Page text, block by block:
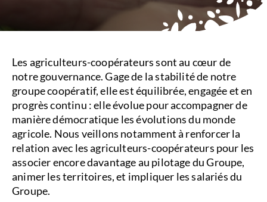
Les agriculteurs-coopérateurs sont au cœur de
notre gouvernance. Gage de la stabilité de notre
groupe coopératif, elle est équilibrée, engagée et en
progrès continu : elle évolue pour accompagner de
manière démocratique les évolutions du monde
agricole. Nous veillons notamment à renforcer la
relation avec les agriculteurs-coopérateurs pour les
associer encore davantage au pilotage du Groupe,
animer les territoires, et impliquer les salariés du
Groupe.